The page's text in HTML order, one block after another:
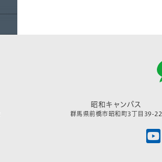
昭和キャンパス
群馬県前橋市昭和町3丁目39-22